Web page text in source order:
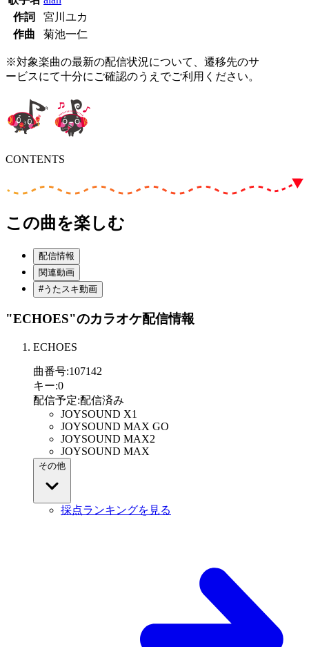
作詞
宮川ユカ
作曲
菊池一仁
※対象楽曲の最新の配信状況について、遷移先のサ
ービスにて十分にご確認のうえでご利用ください。
CONTENTS
この曲を楽しむ
配信情報
関連動画
#うたスキ動画
"ECHOES"のカラオケ配信情報
ECHOES
曲番号:107142
キー:0
配信予定:配信済み
JOYSOUND X1
JOYSOUND MAX GO
JOYSOUND MAX2
JOYSOUND MAX
その他
採点ランキングを見る